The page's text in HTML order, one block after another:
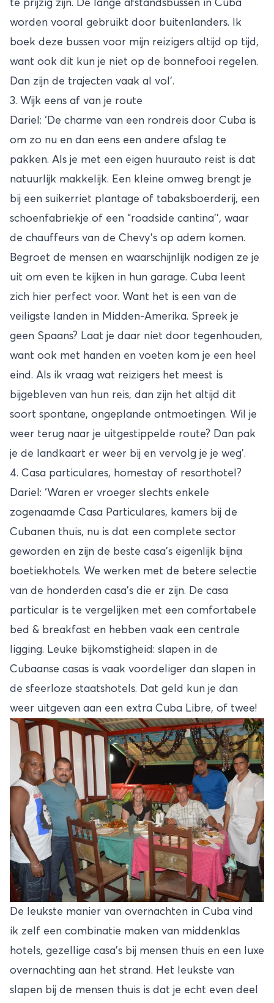
te prijzig zijn. De lange afstandsbussen in Cuba
worden vooral gebruikt door buitenlanders. Ik
boek deze bussen voor mijn reizigers altijd op tijd,
want ook dit kun je niet op de bonnefooi regelen.
Dan zijn de trajecten vaak al vol’.
3. Wijk eens af van je route
Dariel: ‘De charme van een rondreis door Cuba is
om zo nu en dan eens een andere afslag te
pakken. Als je met een eigen huurauto reist is dat
natuurlijk makkelijk. Een kleine omweg brengt je
bij een suikerriet plantage of tabaksboerderij, een
schoenfabriekje of een “roadside cantina’’, waar
de chauffeurs van de Chevy’s op adem komen.
Begroet de mensen en waarschijnlijk nodigen ze je
uit om even te kijken in hun garage. Cuba leent
zich hier perfect voor. Want het is een van de
veiligste landen in Midden-Amerika. Spreek je
geen Spaans? Laat je daar niet door tegenhouden,
want ook met handen en voeten kom je een heel
eind. Als ik vraag wat reizigers het meest is
bijgebleven van hun reis, dan zijn het altijd dit
soort spontane, ongeplande ontmoetingen. Wil je
weer terug naar je uitgestippelde route? Dan pak
je de landkaart er weer bij en vervolg je je weg’.
4. Casa particulares, homestay of resorthotel?
Dariel: ‘Waren er vroeger slechts enkele
zogenaamde Casa Particulares, kamers bij de
Cubanen thuis, nu is dat een complete sector
geworden en zijn de beste casa’s eigenlijk bijna
boetiekhotels. We werken met de betere selectie
van de honderden casa’s die er zijn. De casa
particular is te vergelijken met een comfortabele
bed & breakfast en hebben vaak een centrale
ligging. Leuke bijkomstigheid: slapen in de
Cubaanse casas is vaak voordeliger dan slapen in
de sfeerloze staatshotels. Dat geld kun je dan
weer uitgeven aan een extra Cuba Libre, of twee!
De leukste manier van overnachten in Cuba vind
ik zelf een combinatie maken van middenklas
hotels, gezellige casa’s bij mensen thuis en een luxe
overnachting aan het strand. Het leukste van
slapen bij de mensen thuis is dat je echt even deel